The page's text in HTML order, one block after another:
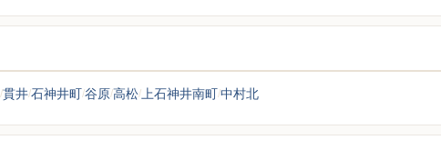
貫井石神井町谷原高松 上石神井南町中村北